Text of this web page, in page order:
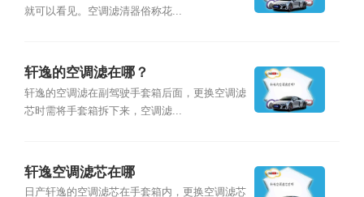
就可以看见。空调滤清器俗称花...
轩逸的空调滤在哪？
轩逸的空调滤在副驾驶手套箱后面，更换空调滤
芯时需将手套箱拆下来，空调滤...
轩逸空调滤芯在哪
日产轩逸的空调滤芯在手套箱内，更换空调滤芯